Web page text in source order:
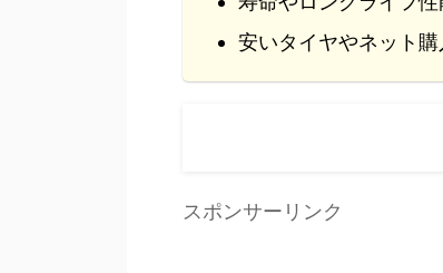
安いタイヤやネット
スポンサーリンク